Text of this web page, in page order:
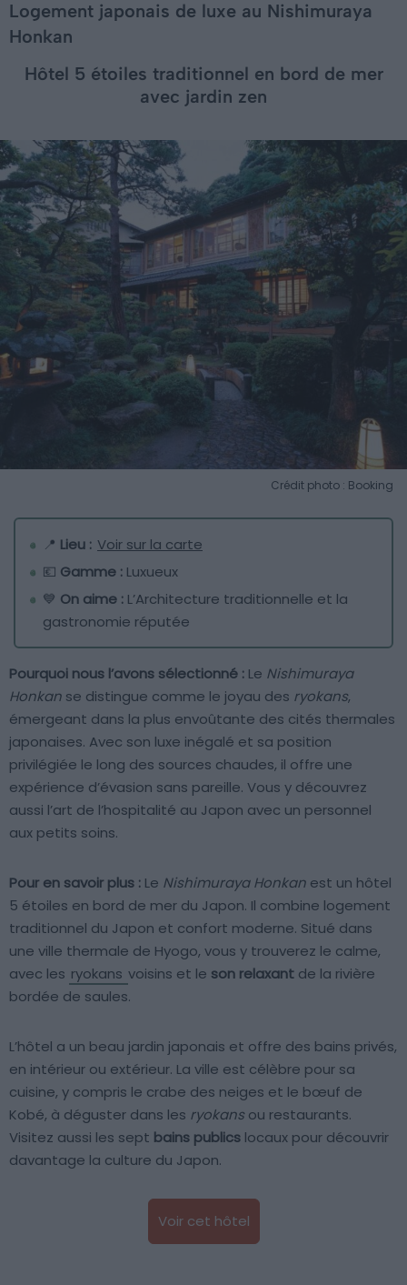
Logement japonais de luxe au Nishimuraya
Honkan
Hôtel 5 étoiles traditionnel en bord de mer
avec jardin zen
Crédit photo : Booking
📍 Lieu : Voir sur la carte
💶 Gamme : Luxueux
💙 On aime : L’Architecture traditionnelle et la
gastronomie réputée
Pourquoi nous l’avons sélectionné : Le Nishimuraya
Honkan se distingue comme le joyau des ryokans,
émergeant dans la plus envoûtante des cités thermales
japonaises. Avec son luxe inégalé et sa position
privilégiée le long des sources chaudes, il offre une
expérience d’évasion sans pareille. Vous y découvrez
aussi l’art de l’hospitalité au Japon avec un personnel
aux petits soins.
Pour en savoir plus : Le Nishimuraya Honkan est un hôtel
5 étoiles en bord de mer du Japon. Il combine logement
traditionnel du Japon et confort moderne. Situé dans
une ville thermale de Hyogo, vous y trouverez le calme,
avec les ryokans voisins et le son relaxant de la rivière
bordée de saules.
L’hôtel a un beau jardin japonais et offre des bains privés,
en intérieur ou extérieur. La ville est célèbre pour sa
cuisine, y compris le crabe des neiges et le bœuf de
Kobé, à déguster dans les ryokans ou restaurants.
Visitez aussi les sept bains publics locaux pour découvrir
davantage la culture du Japon.
Voir cet hôtel